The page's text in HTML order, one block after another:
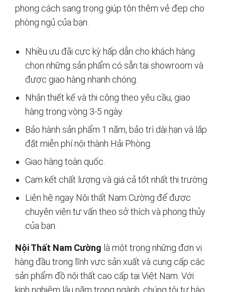
phong cách sang trọng giúp tôn thêm vẻ đẹp cho
phòng ngủ của bạn.
Nhiều ưu đãi cực kỳ hấp dẫn cho khách hàng
chọn những sản phẩm có sẵn tại showroom và
được giao hàng nhanh chóng.
Nhận thiết kế và thi công theo yêu cầu, giao
hàng trong vòng 3-5 ngày.
Bảo hành sản phẩm 1 năm, bảo trì dài hạn và lắp
đặt miễn phí nội thành Hải Phòng.
Giao hàng toàn quốc.
Cam kết chất lượng và giá cả tốt nhất thị trường
Liên hệ ngay Nội thất Nam Cường để được
chuyên viên tư vấn theo sở thích và phong thủy
của bạn.
Nội Thất Nam Cường là một trong những đơn vị
hàng đầu trong lĩnh vực sản xuất và cung cấp các
sản phẩm đồ nội thất cao cấp tại Việt Nam. Với
kinh nghiệm lâu năm trong ngành, chúng tôi tự hào